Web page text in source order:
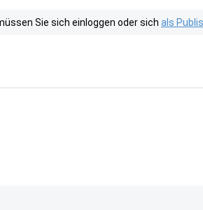
Sie sich einloggen oder sich als